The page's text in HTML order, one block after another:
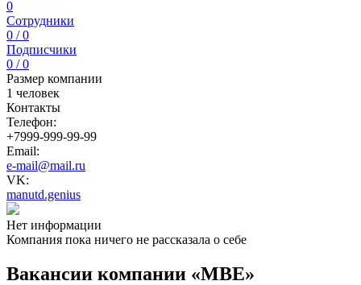
0
Сотрудники
0 / 0
Подписчики
0 / 0
Размер компании
1 человек
Контакты
Телефон:
+7999-999-99-99
Email:
e-mail@mail.ru
VK:
manutd.genius
Нет информации
Компания пока ничего не рассказала о себе
Вакансии компании «MBE»